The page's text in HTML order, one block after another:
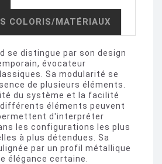
COLORIS/MATÉRIAUX
se distingue par son design
évocateur
Sa modularité se
de plusieurs éléments.
du système et la facilité
éléments peuvent
d'interpréter
les configurations les plus
à plus détendues. Sa
par un profil métallique
élégance certaine.